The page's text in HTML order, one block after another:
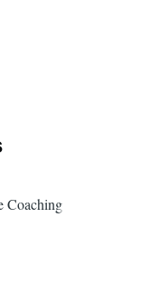
Coaching